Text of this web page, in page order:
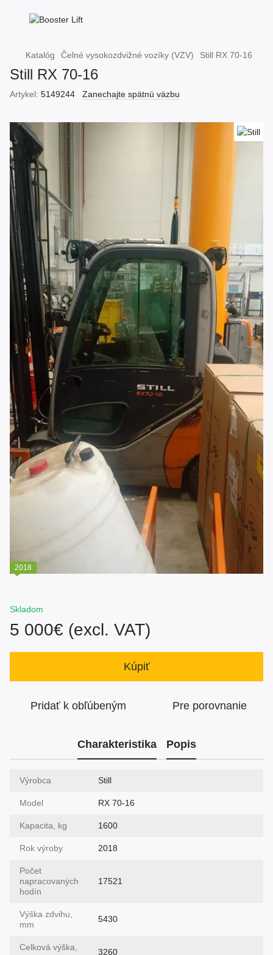
Katalóg Čelné vysokozdvižné vozíky (VZV) Still RX 70-16
Still RX 70-16
Artykel: 5149244 Zanechajte spätnú väzbu
2018
Skladom
5 000€ (excl. VAT)
Kúpiť
Pridať k obľúbeným Pre porovnanie
Charakteristika Popis
Výrobca Still
Model RX 70-16
Kapacita, kg 1600
Rok výroby 2018
Počet
napracovaných
hodín
17521
Výška zdvihu,
mm
5430
Celková výška,
3260